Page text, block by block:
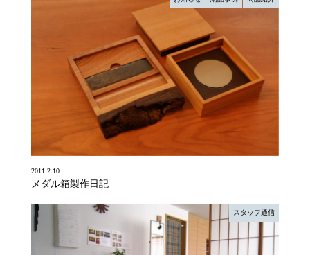
2011.2.10
メダル箱製作日記
スタッフ通信